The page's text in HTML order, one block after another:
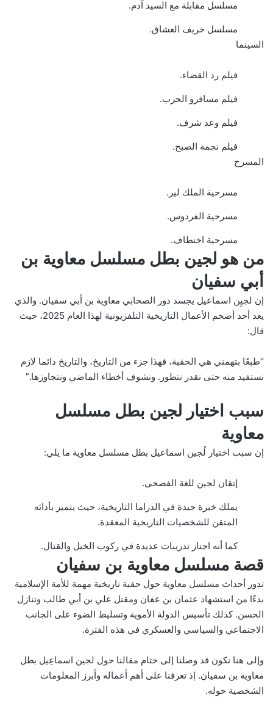
مسلسل مقابلة مع السيد آدم.
مسلسل خريف العشاق.
السينما
فيلم رد القضاء.
فيلم مسافرو الحرب.
فيلم وعد شرف.
فيلم نجمة الصبح.
المسرح
مسرحية الملك لير.
مسرحية الفردوس.
مسرحية اختطاف.
من هو لجين بطل مسلسل معاوية بن
أبي سفيان
إن لجيِن اسماعيل يجسد دور الصحابي معاوية بن أبي سفيان. والذي
يعد أحد أضخم الأعمال التاريخية التلفزيونية لهذا العام 2025، حيث
قال:
“طبعًا بتهمني هي الحقبة، فهذا جزء من التاريخ، والتاريخ دائما لازم
نستفيد منه حتى نقدر نتطور. ونشوف أخطاء الماضي ونتجاوزها.”
سبب اختيار لجين بطل مسلسل
معاوية
إن سبب اختيار لُجين اسماعيل بطل مسلسل معاوية ما يلي:
إتقان لجين للغة الفصحى.
يملك خبرة جيدة في الدراما التاريخية، حيث يتميز بأدائه
المتقن للشخصيات التاريخية المعقدة.
كما أنه اجتاز تدريبات عديدة في ركوب الخيل والقتال.
قصة مسلسل معاوية بن سفيان
تدور أحداث مسلسل معاوية حول حقبة تاريخية مهمة للأمة الإسلامية
بدءًا من استشهاد عثمان بن عفان ومقتل علي بن أبي طالب وتنازل
الحسن. كذلك تأسيس الدولة الأموية وتسليط الضوء على الجانب
الاجتماعي والسياسي والعسكري في هذه الفترة.
وإلى هنا نكون قد وصلنا إلى ختام مقالنا حول لجين اسماعِيل بطل
معاوية بن سفيان. إذ تعرفنا على أهم أعماله وأبرز المعلومات
الشخصية حوله.